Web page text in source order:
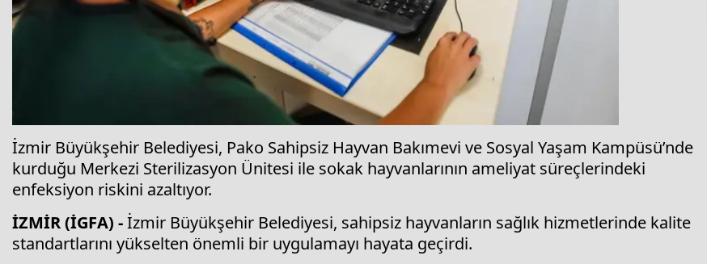
İzmir Büyükşehir Belediyesi, Pako Sahipsiz Hayvan Bakımevi ve Sosyal Yaşam Kampüsü’nde
kurduğu Merkezi Sterilizasyon Ünitesi ile sokak hayvanlarının ameliyat süreçlerindeki
enfeksiyon riskini azaltıyor.
İZMİR (İGFA) -İzmir Büyükşehir Belediyesi, sahipsiz hayvanların sağlık hizmetlerinde kalite
standartlarını yükselten önemli bir uygulamayı hayata geçirdi.